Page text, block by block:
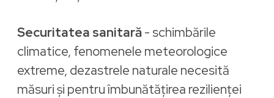
Securitatea sanitară- schimbările
climatice, fenomenele meteorologice
extreme, dezastrele naturale necesită
măsuri și pentru îmbunătățirea rezilienței